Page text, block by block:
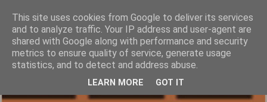
This site uses cookies from Google to deliver its services
and to analyze traffic. Your IP address and user-agent are
shared with Google along with performance and security
metrics to ensure quality of service, generate usage
statistics, and to detect and address abuse.
LEARN MORE GOT IT